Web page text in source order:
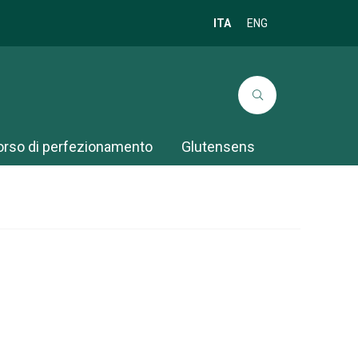
ITA ENG
di perfezionamento Glutensens